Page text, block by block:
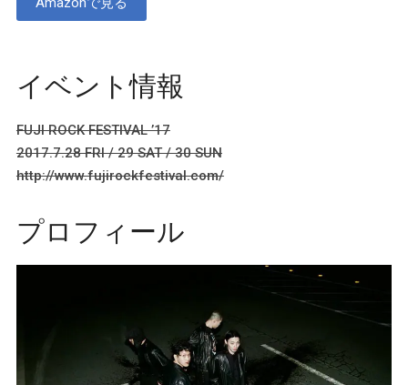
イベント情報
FUJI ROCK FESTIVAL ’17
2017.7.28 FRI / 29 SAT / 30 SUN
http://www.fujirockfestival.com/
プロフィール